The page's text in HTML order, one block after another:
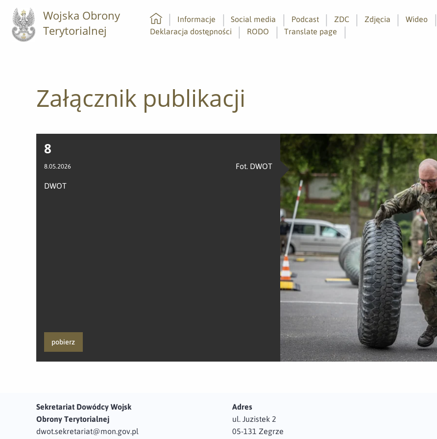
Wojska Obrony
Terytorialnej
Strona główna
Informacje Social media Podcast ZDC Zdjęcia Wideo
Deklaracja dostępności
RODO Translate page
Załącznik publikacji
8
8.05.2026 Fot. DWOT
DWOT
pobierz
Sekretariat Dowódcy Wojsk
Obrony Terytorialnej
dwot.sekretariat@mon.gov.pl
Adres
ul. Juzistek 2
05-131 Zegrze